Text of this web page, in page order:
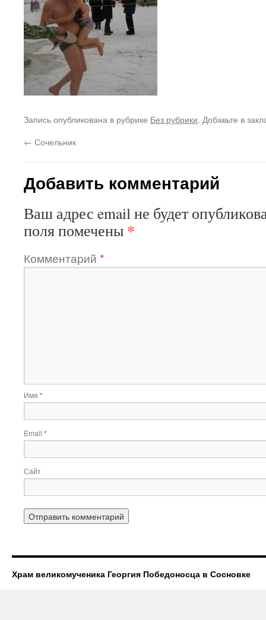
Запись опубликована в рубрике Без рубрики. Добавьте в
← Сочельник
Добавить комментарий
Ваш адрес email не будет
поля помечены *
Комментарий *
Имя *
Email *
Сайт
Храм великомученика Георгия Победоносца в Сосновке